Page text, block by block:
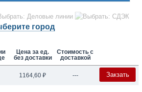
город
Цена за ед.
без доставки
Стоимость с
доставкой
1164,60 ₽ --- Закзать